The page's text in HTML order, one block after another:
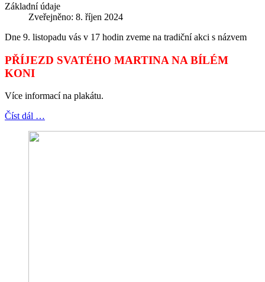
Základní údaje
Zveřejněno: 8. říjen 2024
Dne 9. listopadu vás v 17 hodin zveme na tradiční akci s názvem
PŘÍJEZD SVATÉHO MARTINA NA BÍLÉM
KONI
Více informací na plakátu.
Číst dál …